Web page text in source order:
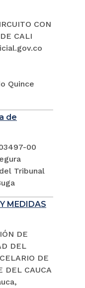
CON
CALI
Quince
de
00
Tribunal
MEDIDAS
DE
DEL
DE
DEL CAUCA